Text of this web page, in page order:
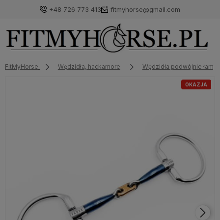
+48 726 773 413 fitmyhorse@gmail.com
FitMyHorse Wędzidła, hackamore Wędzidła podwójnie
OKAZJA